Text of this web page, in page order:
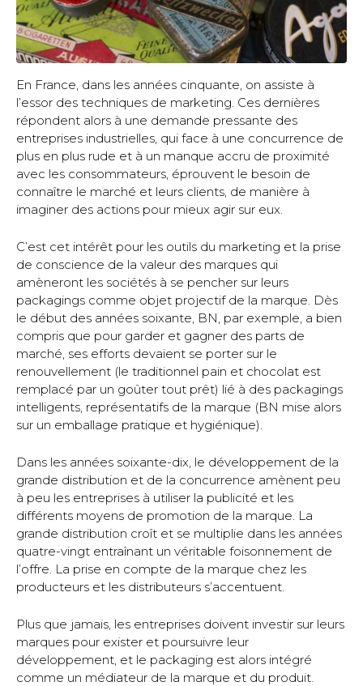
En France, dans les années cinquante, on assiste à
l’essor des techniques de marketing. Ces dernières
répondent alors à une demande pressante des
entreprises industrielles, qui face à une concurrence de
plus en plus rude et à un manque accru de proximité
avec les consommateurs, éprouvent le besoin de
connaître le marché et leurs clients, de manière à
imaginer des actions pour mieux agir sur eux.
C’est cet intérêt pour les outils du marketing et la prise
de conscience de la valeur des marques qui
amèneront les sociétés à se pencher sur leurs
packagings comme objet projectif de la marque. Dès
le début des années soixante, BN, par exemple, a bien
compris que pour garder et gagner des parts de
marché, ses efforts devaient se porter sur le
renouvellement (le traditionnel pain et chocolat est
remplacé par un goûter tout prêt) lié à des packagings
intelligents, représentatifs de la marque (BN mise alors
sur un emballage pratique et hygiénique).
Dans les années soixante-dix, le développement de la
grande distribution et de la concurrence amènent peu
à peu les entreprises à utiliser la publicité et les
différents moyens de promotion de la marque. La
grande distribution croît et se multiplie dans les années
quatre-vingt entraînant un véritable foisonnement de
l’offre. La prise en compte de la marque chez les
producteurs et les distributeurs s’accentuent.
Plus que jamais, les entreprises doivent investir sur leurs
marques pour exister et poursuivre leur
développement, et le packaging est alors intégré
comme un médiateur de la marque et du produit.